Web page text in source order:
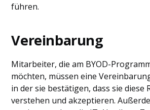
führen.
Vereinbarung
Mitarbeiter, die am BYOD-
möchten, müssen eine
in der sie bestätigen, dass sie diese
verstehen und akzeptieren.